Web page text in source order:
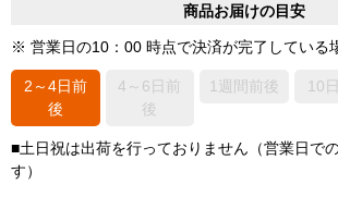
商品お届けの目安
※ 営業日の10：00 時点で決済が完了している
2～4日前
後
4～6日前
後
1週間前後 10
■土日祝は出荷を行っておりません（営業日で
す）